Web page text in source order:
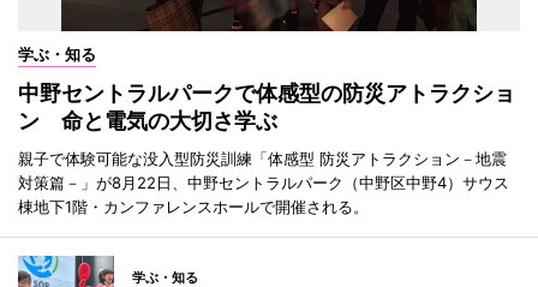
学ぶ・知る
中野セントラルパークで体感型の防災アトラクショ
ン 命と電気の大切さ学ぶ
親子で体験可能な没入型防災訓練「体感型 防災アトラクション－地震
対策篇－」が8月22日、中野セントラルパーク（中野区中野4）サウス
棟地下1階・カンファレンスホールで開催される。
学ぶ・知る